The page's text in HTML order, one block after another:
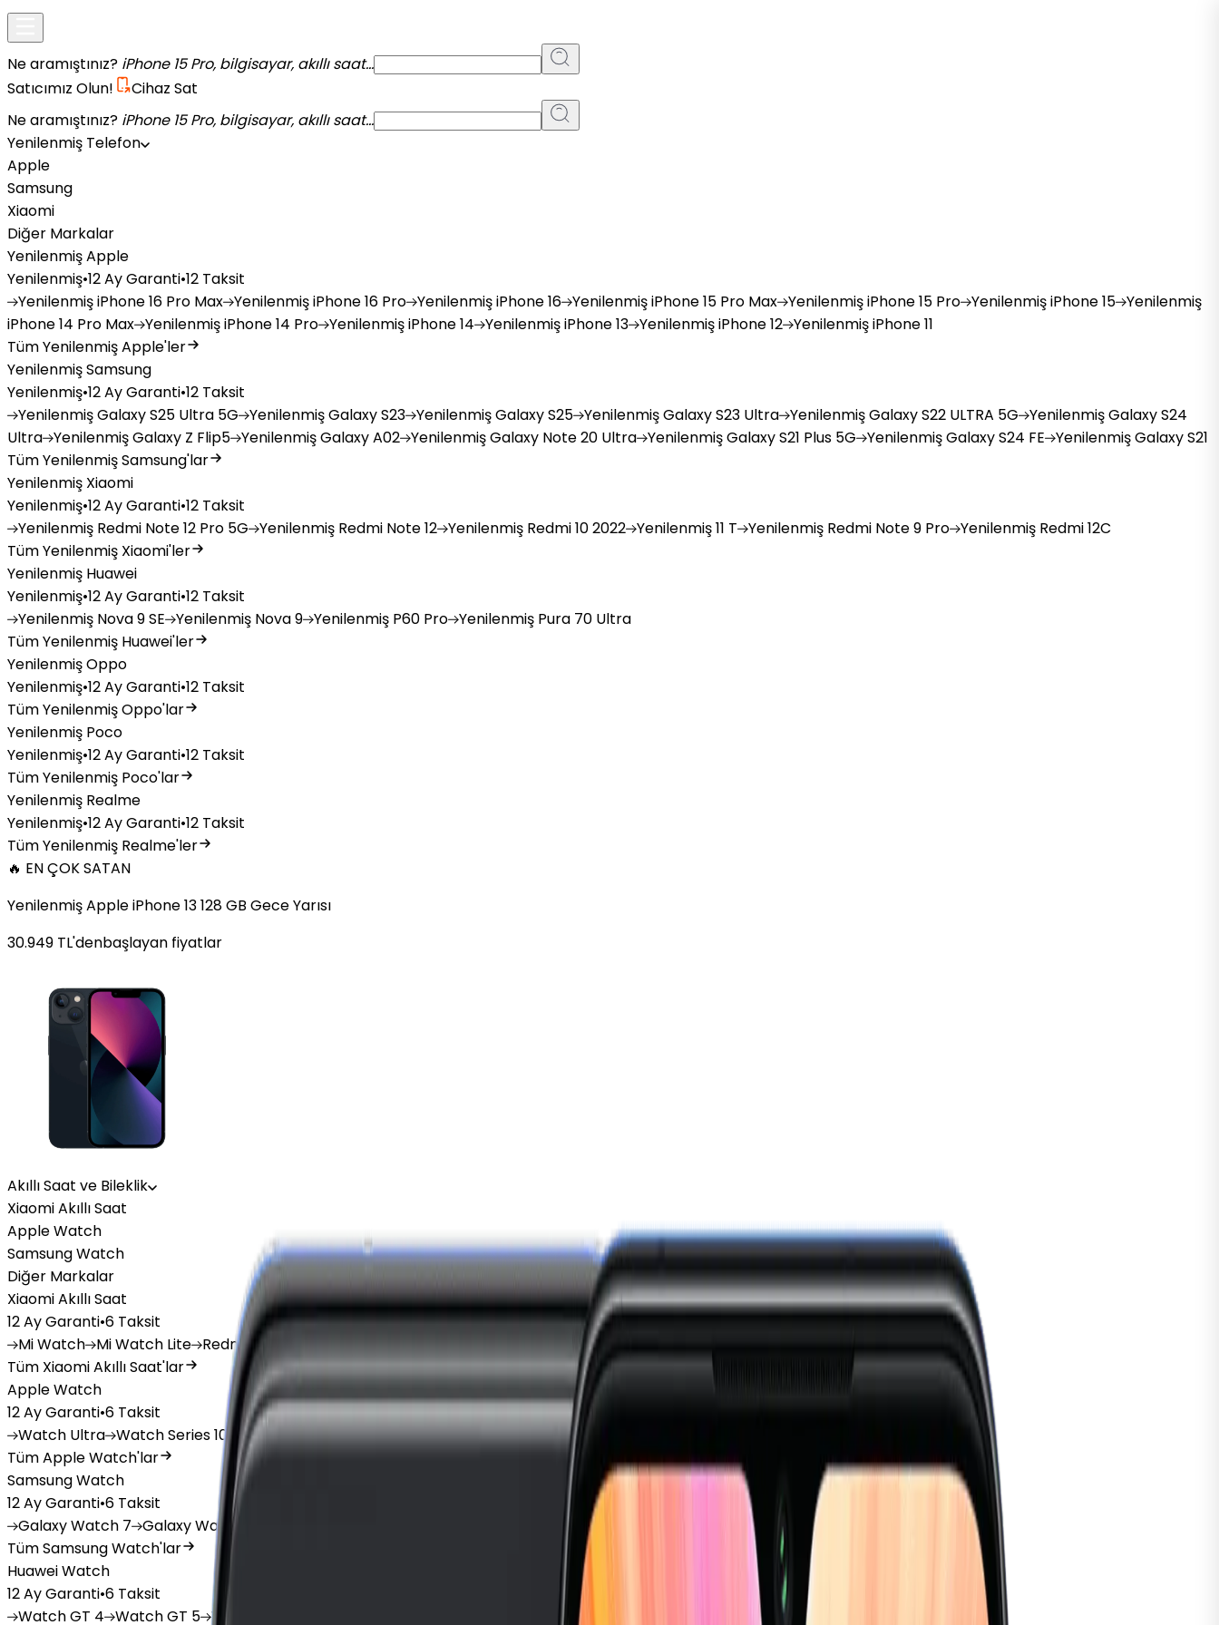
Ne aramıştınız? iPhone 15 Pro, bilgisayar, akıllı saat...
Satıcımız Olun!
Cihaz Sat
Ne aramıştınız? iPhone 15 Pro, bilgisayar, akıllı saat...
Yenilenmiş Telefon
Apple
Samsung
Xiaomi
Diğer Markalar
Yenilenmiş Apple
Yenilenmiş•12 Ay Garanti•12 Taksit
YenilenmişiPhone 16 Pro Max YenilenmişiPhone 16 Pro YenilenmişiPhone 16 YenilenmişiPhone 15 Pro Max YenilenmişiPhone 15 Pro YenilenmişiPhone 15 Yenilenmiş
iPhone 14 Pro Max YenilenmişiPhone 14 Pro YenilenmişiPhone 14 YenilenmişiPhone 13 YenilenmişiPhone 12 YenilenmişiPhone 11
Tüm Yenilenmiş Apple'ler
Yenilenmiş Samsung
Yenilenmiş•12 Ay Garanti•12 Taksit
YenilenmişGalaxy S25 Ultra 5G YenilenmişGalaxy S23 YenilenmişGalaxy S25 YenilenmişGalaxy S23 Ultra YenilenmişGalaxy S22 ULTRA 5G YenilenmişGalaxy S24
Ultra YenilenmişGalaxy Z Flip5 YenilenmişGalaxy A02 YenilenmişGalaxy Note 20 Ultra YenilenmişGalaxy S21 Plus 5G YenilenmişGalaxy S24 FE YenilenmişGalaxy S21
Tüm Yenilenmiş Samsung'lar
Yenilenmiş Xiaomi
Yenilenmiş•12 Ay Garanti•12 Taksit
Yenilenmiş Redmi Note 12 Pro 5G Yenilenmiş Redmi Note 12 Yenilenmiş Redmi 10 2022 Yenilenmiş11 T Yenilenmiş Redmi Note 9 Pro Yenilenmiş Redmi 12C
Tüm Yenilenmiş Xiaomi'ler
Yenilenmiş Huawei
Yenilenmiş•12 Ay Garanti•12 Taksit
Yenilenmiş Nova 9 SE Yenilenmiş Nova 9 Yenilenmiş P60 Pro Yenilenmiş Pura 70 Ultra
Tüm Yenilenmiş Huawei'ler
Yenilenmiş Oppo
Yenilenmiş•12 Ay Garanti•12 Taksit
Tüm Yenilenmiş Oppo'lar
Yenilenmiş Poco
Yenilenmiş•12 Ay Garanti•12 Taksit
Tüm Yenilenmiş Poco'lar
Yenilenmiş Realme
Yenilenmiş•12 Ay Garanti•12 Taksit
Tüm Yenilenmiş Realme'ler
🔥 EN ÇOK SATAN
Yenilenmiş Apple iPhone 13 128 GB Gece Yarısı
30.949 TL'denbaşlayan fiyatlar
Akıllı Saat ve Bileklik
Xiaomi Akıllı Saat
Apple Watch
Samsung Watch
Diğer Markalar
Xiaomi Akıllı Saat
12 Ay Garanti•6 Taksit
MiWatch MiWatch Lite RedmiWatch 3 Active RedmiWatch 5 Lite RedmiWatch 5 Active
Tüm Xiaomi Akıllı Saat'lar
Apple Watch
12 Ay Garanti•6 Taksit
Watch Ultra WatchSeries 10 WatchSeries 9 WatchSeries 8 WatchSeries 7
Tüm Apple Watch'lar
Samsung Watch
12 Ay Garanti•6 Taksit
GalaxyWatch 7 GalaxyWatch Ultra Galaxy Watch 6 Galaxy
Tüm Samsung Watch'lar
Huawei Watch
12 Ay Garanti•6 Taksit
WatchGT 4 WatchGT 5 Watch Watch GT3 Pro